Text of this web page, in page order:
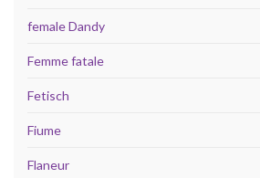
female Dandy
Femme fatale
Fetisch
Fiume
Flaneur